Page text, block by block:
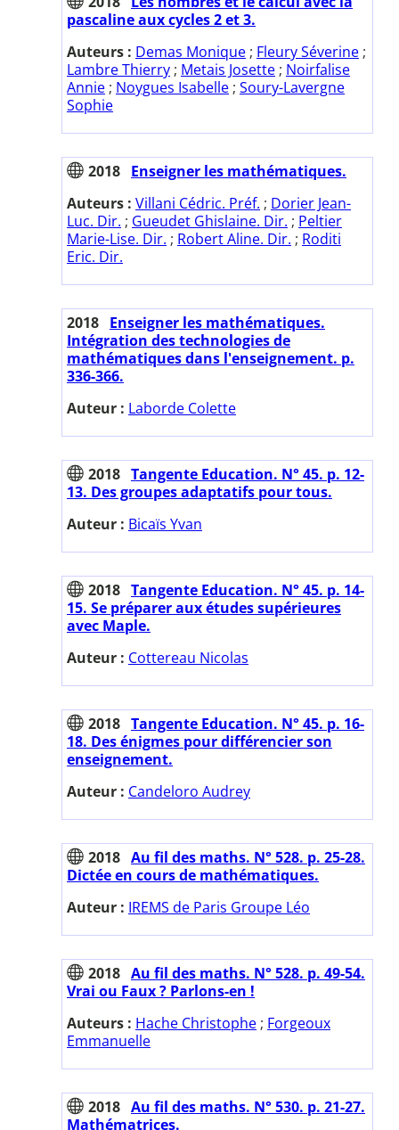
pascaline aux cycles 2 et 3.
Auteurs : Demas Monique ; Fleury Séverine ;
Lambre Thierry ; Metais Josette ; Noirfalise
Annie ; Noygues Isabelle ; Soury-Lavergne
Sophie
2018 Enseigner les mathématiques.
Auteurs : Villani Cédric. Préf. ; Dorier Jean-
Luc. Dir. ; Gueudet Ghislaine. Dir. ; Peltier
Marie-Lise. Dir. ; Robert Aline. Dir. ; Roditi
Eric. Dir.
2018 Enseigner les mathématiques.
Intégration des technologies de
mathématiques dans l'enseignement. p.
336-366.
Auteur : Laborde Colette
2018 Tangente Education. N° 45. p. 12-
13. Des groupes adaptatifs pour tous.
Auteur : Bicaïs Yvan
2018 Tangente Education. N° 45. p. 14-
15. Se préparer aux études supérieures
avec Maple.
Auteur : Cottereau Nicolas
2018 Tangente Education. N° 45. p. 16-
18. Des énigmes pour différencier son
enseignement.
Auteur : Candeloro Audrey
2018 Au fil des maths. N° 528. p. 25-28.
Dictée en cours de mathématiques.
Auteur : IREMS de Paris Groupe Léo
2018 Au fil des maths. N° 528. p. 49-54.
Vrai ou Faux ? Parlons-en !
Auteurs : Hache Christophe ; Forgeoux
Emmanuelle
2018 Au fil des maths. N° 530. p. 21-27.
Mathématrices.